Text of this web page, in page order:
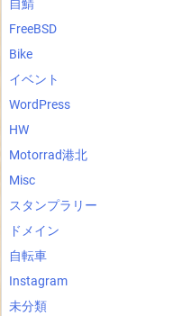
自鯖
FreeBSD
Bike
イベント
WordPress
HW
Motorrad港北
Misc
スタンプラリー
ドメイン
自転車
Instagram
未分類